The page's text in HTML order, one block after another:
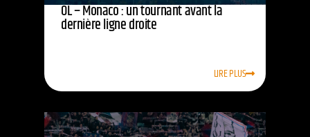
OL – Monaco : un tournant avant la
dernière ligne droite
LIRE PLUS